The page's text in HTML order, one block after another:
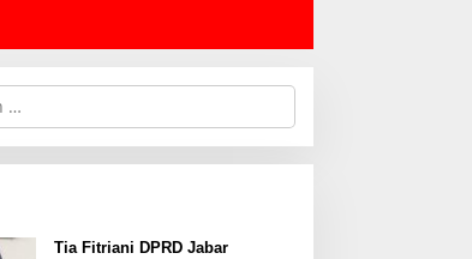
Tia Fitriani DPRD Jabar